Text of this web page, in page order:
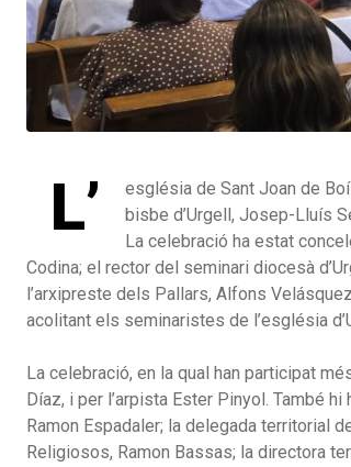
L’
església de Sant Joan de
bisbe d’Urgell, Josep-Lluís
La celebració ha estat
Codina; el rector del seminari diocesà
l’arxipreste dels Pallars, Alfons
acolitant els seminaristes de l’església
La celebració, en la qual han participat
Díaz, i per l’arpista Ester Pinyol. També
Ramon Espadaler; la delegada territorial
Religiosos, Ramon Bassas; la directora